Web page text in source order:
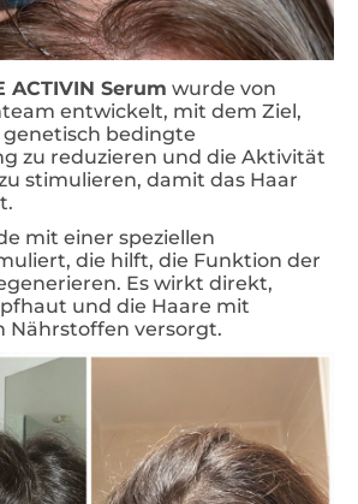
ACTIVIN Serum wurde von
entwickelt, mit dem Ziel,
bedingte
zu reduzieren und die Aktivität
stimulieren, damit das Haar
mit einer speziellen
die hilft, die Funktion der
Es wirkt direkt,
und die Haare mit
Nährstoffen versorgt.